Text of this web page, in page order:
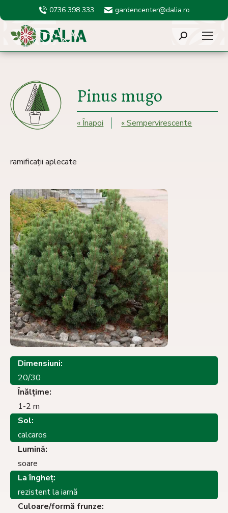
0736 398 333 gardencenter@dalia.ro
Search:
Pinus mugo
« Înapoi « Sempervirescente
ramificații aplecate
Dimensiuni:
20/30
Înălţime:
1-2 m
Sol:
calcaros
Lumină:
soare
La îngheţ:
rezistent la iarnă
Culoare/formă frunze: